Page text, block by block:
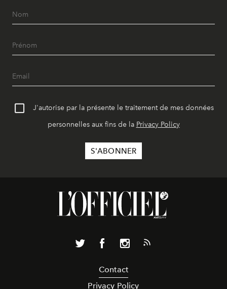
J'autorise par la présente le traitement de mes données
personnelles aux fins de la Privacy Policy
Contact
Privacy Policy